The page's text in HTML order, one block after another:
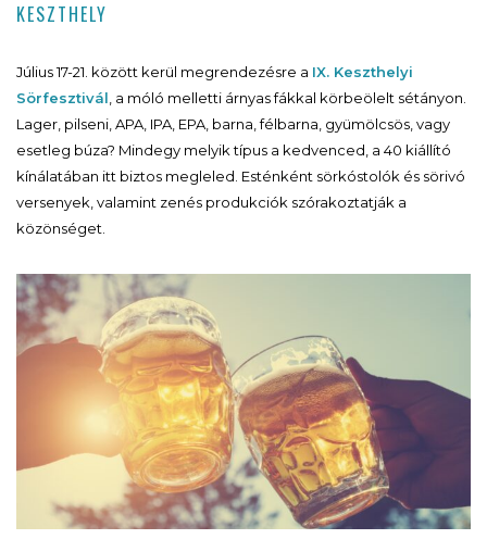
KESZTHELY
Július 17-21. között kerül megrendezésre a IX. Keszthelyi
Sörfesztivál, a móló melletti árnyas fákkal körbeölelt sétányon.
Lager, pilseni, APA, IPA, EPA, barna, félbarna, gyümölcsös, vagy
esetleg búza? Mindegy melyik típus a kedvenced, a 40 kiállító
kínálatában itt biztos megleled. Esténként sörkóstolók és sörivó
versenyek, valamint zenés produkciók szórakoztatják a
közönséget.